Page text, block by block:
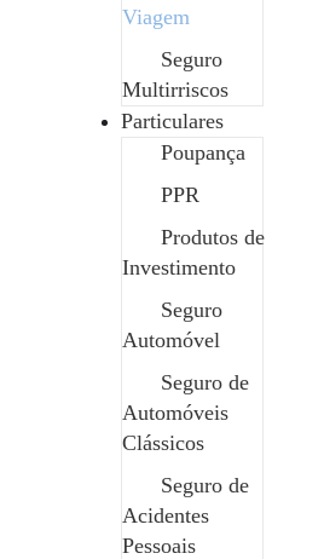
Viagem
Seguro
Multirriscos
Particulares
Poupança
PPR
Produtos de
Investimento
Seguro
Automóvel
Seguro de
Automóveis
Clássicos
Seguro de
Acidentes
Pessoais